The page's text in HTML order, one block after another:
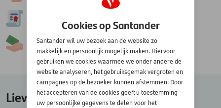
3.Geld ontvangen
Liever een ander bedrag lenen?
Cookies op Santander
Santander wil uw bezoek aan de website zo
makkelijk en persoonlijk mogelijk maken. Hiervoor
gebruiken we cookies waarmee we onder andere de
website analyseren, het gebruiksgemak vergroten en
campagnes op de bezoeker kunnen afstemmen. Door
het accepteren van de cookies geeft u toestemming
uw persoonlijke gegevens te delen voor het